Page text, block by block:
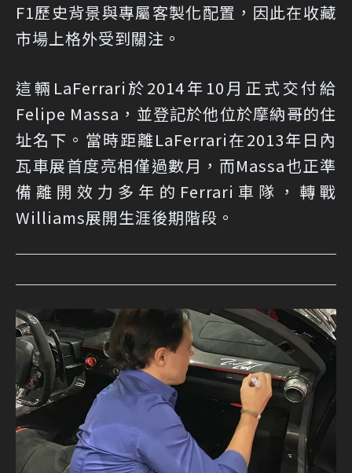
F1歷史背景與專屬客製化配置，因此在收藏
市場上格外受到關注。
這輛LaFerrari於2014年10月正式交付給
Felipe Massa，並登記於他位於摩納哥的住
址名下。當時距離LaFerrari在2013年日內
瓦車展首度亮相僅過數月，而Massa也正準
備離開效力多年的Ferrari車隊，轉戰
Williams展開生涯後期階段。